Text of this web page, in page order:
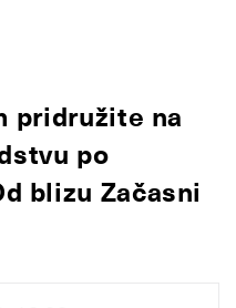
pridružite na
po
blizu Začasni